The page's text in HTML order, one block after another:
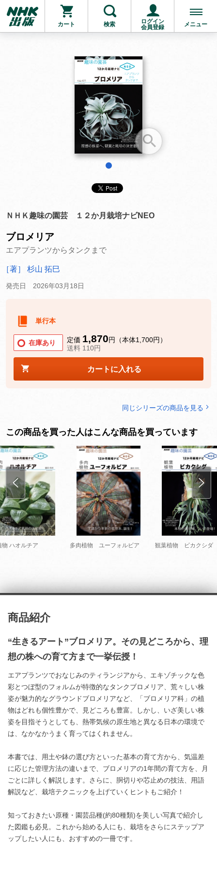
カート 検索
ログイン
会員登録
メニュー
お支払いに進む
他にも商品を買う
ＮＨＫ趣味の園芸 １２か月栽培ナビNEO
ブロメリア
エアプランツからタンクまで
［著］ 杉山 拓巳
発売日 2026年03月18日
単行本
在庫あり 定価 1,870円（本体1,700円）
送料 110円
カートに入れる
同じシリーズの商品を見る
この商品を買った人はこんな商品を買っています
物 ハオルチア 多肉植物 ユーフォルビア 観葉植物 ビカクシダ
商品紹介
“生きるアート”ブロメリア。その見どころから、理
想の株への育て方まで一挙伝授！
エアプランツでおなじみのティランジアから、エキゾチックな色
彩とつぼ型のフォルムが特徴的なタンクブロメリア、荒々しい株
姿が魅力的なグラウンドブロメリアなど、「ブロメリア科」の植
物はどれも個性豊かで、見どころも豊富。しかし、いざ美しい株
姿を目指そうとしても、熱帯気候の原生地と異なる日本の環境で
は、なかなかうまく育ってはくれません。
本書では、用土や鉢の選び方といった基本の育て方から、気温差
に応じた管理方法の違いまで、ブロメリアの1年間の育て方を、月
ごとに詳しく解説します。さらに、胴切りや芯止めの技法、用語
解説など、栽培テクニックを上げていくヒントもご紹介！
知っておきたい原種・園芸品種(約80種類)を美しい写真で紹介し
た図鑑も必見。これから始める人にも、栽培をさらにステップア
ップしたい人にも、おすすめの一冊です。